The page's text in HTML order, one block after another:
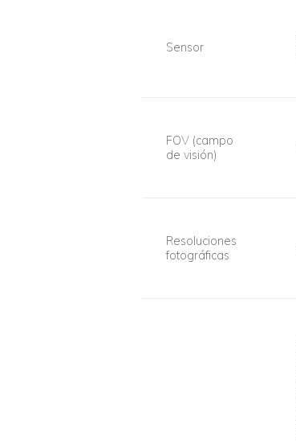
Sensor
FOV (campo
de visión)
Resoluciones
fotográficas